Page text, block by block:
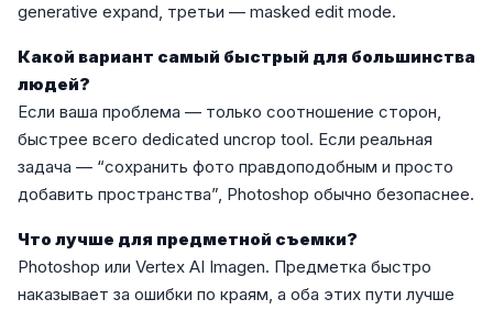
generative expand, третьи — masked edit mode.
Какой вариант самый быстрый для большинства
людей?
Если ваша проблема — только соотношение сторон,
быстрее всего dedicated uncrop tool. Если реальная
задача — “сохранить фото правдоподобным и просто
добавить пространства”, Photoshop обычно безопаснее.
Что лучше для предметной съемки?
Photoshop или Vertex AI Imagen. Предметка быстро
наказывает за ошибки по краям, а оба этих пути лучше